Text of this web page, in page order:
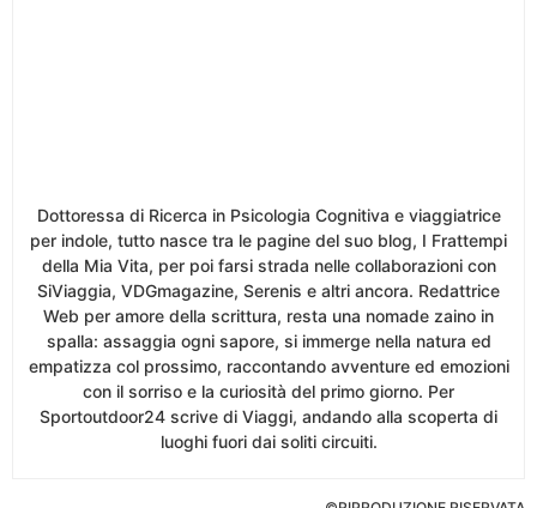
Dottoressa di Ricerca in Psicologia Cognitiva e viaggiatrice
per indole, tutto nasce tra le pagine del suo blog, I Frattempi
della Mia Vita, per poi farsi strada nelle collaborazioni con
SiViaggia, VDGmagazine, Serenis e altri ancora. Redattrice
Web per amore della scrittura, resta una nomade zaino in
spalla: assaggia ogni sapore, si immerge nella natura ed
empatizza col prossimo, raccontando avventure ed emozioni
con il sorriso e la curiosità del primo giorno. Per
Sportoutdoor24 scrive di Viaggi, andando alla scoperta di
luoghi fuori dai soliti circuiti.